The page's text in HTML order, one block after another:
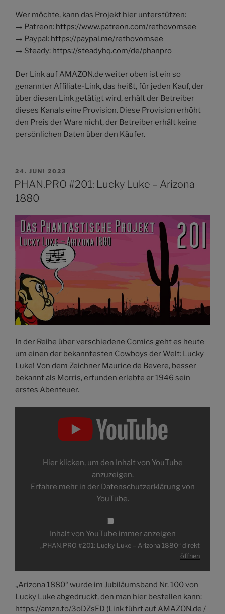
Wer möchte, kann das Projekt hier unterstützen:
→ Patreon: https://www.patreon.com/rethovomsee
→ Paypal: https://paypal.me/rethovomsee
→ Steady: https://steadyhq.com/de/phanpro
Der Link auf AMAZON.de weiter oben ist ein so
genannter Affiliate-Link, das heißt, für jeden Kauf, der
über diesen Link getätigt wird, erhält der Betreiber
dieses Kanals eine Provision. Diese Provision erhöht
den Preis der Ware nicht, der Betreiber erhält keine
persönlichen Daten über den Käufer.
VERÖFFENTLICHT
AM
24. JUNI 2023
PHAN.PRO #201: Lucky Luke – Arizona
1880
In der Reihe über verschiedene Comics geht es heute
um einen der bekanntesten Cowboys der Welt: Lucky
Luke! Von dem Zeichner Maurice de Bevere, besser
bekannt als Morris, erfunden erlebte er 1946 sein
erstes Abenteuer.
„PHAN.PRO
YouTubeHier klicken, um den Inhalt von YouTube
anzuzeigen.
Erfahre mehr in der Datenschutzerklärung von
YouTube.
Inhalt von YouTube immer anzeigen
„PHAN.PRO #201: Lucky Luke – Arizona 1880“ direkt
öffnen
„Arizona 1880“ wurde im Jubiläumsband Nr. 100 von
Lucky Luke abgedruckt, den man hier bestellen kann:
https://amzn.to/3oDZsFD (Link führt auf AMAZON.de /